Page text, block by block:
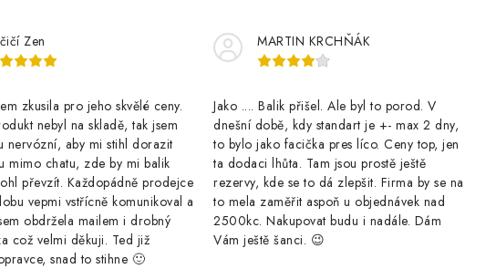
Zen
zkusila pro jeho skvělé ceny.
nebyl na skladě, tak jsem
nervózní, aby mi stihl dorazit
mimo chatu, zde by mi balik
převzít. Každopádně prodejce
vepmi vstřícně komunikoval a
obdržela mailem i drobný
což velmi děkuji. Ted již
snad to stihne 🙂
MARTIN KRCHŇÁK
Jako .... Balik přišel. Ale byl to porod. V
dnešní době, kdy standart je +- max 2 dny,
to bylo jako facička pres líco. Ceny top, jen
ta dodaci lhůta. Tam jsou prostě ještě
rezervy, kde se to dá zlepšit. Firma by se na
to mela zaměřit aspoň u objednávek nad
2500kc. Nakupovat budu i nadále. Dám
Vám ještě šanci. 😉